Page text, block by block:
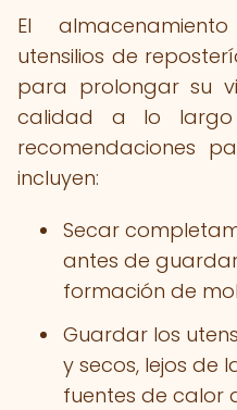
El
utensilios de
para prolongar su
calidad a lo largo
recomendaciones
incluyen:
Secar
antes de
formación de
Guardar los
y secos, lejos de
fuentes de calor